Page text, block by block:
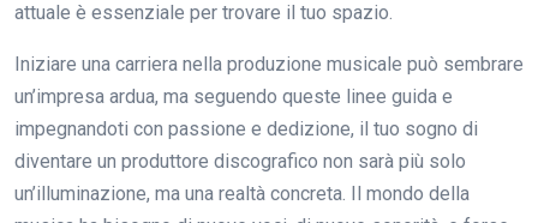
attuale è essenziale per trovare il tuo spazio.
Iniziare una carriera nella produzione musicale può sembrare
un’impresa ardua, ma seguendo queste linee guida e
impegnandoti con passione e dedizione, il tuo sogno di
diventare un produttore discografico non sarà più solo
un’illuminazione, ma una realtà concreta. Il mondo della